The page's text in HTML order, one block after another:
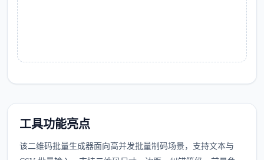
工具功能亮点
该二维码批量生成器面向高并发批量制码场景，支持文本与